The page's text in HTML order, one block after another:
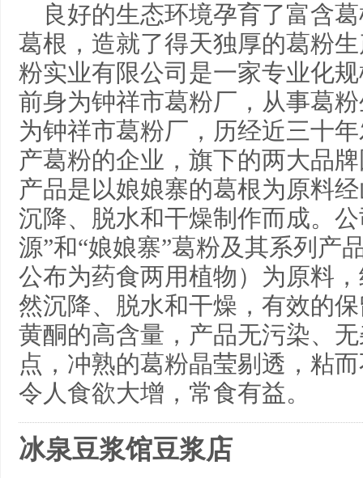
良好的生态环境孕育了富含
葛根，造就了得天独厚的葛粉
粉实业有限公司是一家专业化
前身为钟祥市葛粉厂，从事葛
为钟祥市葛粉厂，历经近三十
产葛粉的企业，旗下的两大品
产品是以娘娘寨的葛根为原料
沉降、脱水和干燥制作而成。
源”和“娘娘寨”葛粉及其系列产
公布为药食两用植物）为原料
然沉降、脱水和干燥，有效的
黄酮的高含量，产品无污染、
点，冲熟的葛粉晶莹剔透，粘
令人食欲大增，常食有益。
冰泉豆浆馆豆浆店